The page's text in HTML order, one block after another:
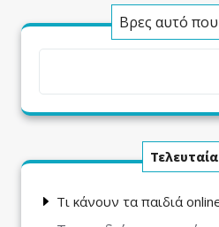
Βρες αυτό
Τι κάνουν τα παιδιά